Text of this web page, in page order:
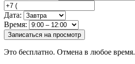
Дата:
Время:
Записаться на просмотр
Это бесплатно. Отмена в любое время.